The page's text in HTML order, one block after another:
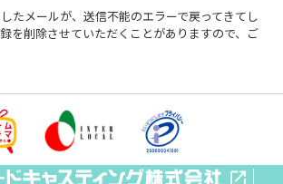
たメールが、送信不能のエラーで戻ってきてし
を削除させていただくことがありますので、ご